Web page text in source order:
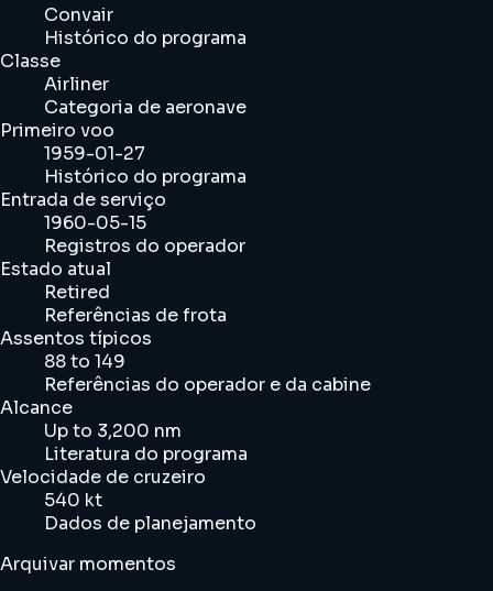
Convair
Histórico do programa
Classe
Airliner
Categoria de aeronave
Primeiro voo
1959-01-27
Histórico do programa
Entrada de serviço
1960-05-15
Registros do operador
Estado atual
Retired
Referências de frota
Assentos típicos
88 to 149
Referências do operador e da cabine
Alcance
Up to 3,200 nm
Literatura do programa
Velocidade de cruzeiro
540 kt
Dados de planejamento
Arquivar momentos